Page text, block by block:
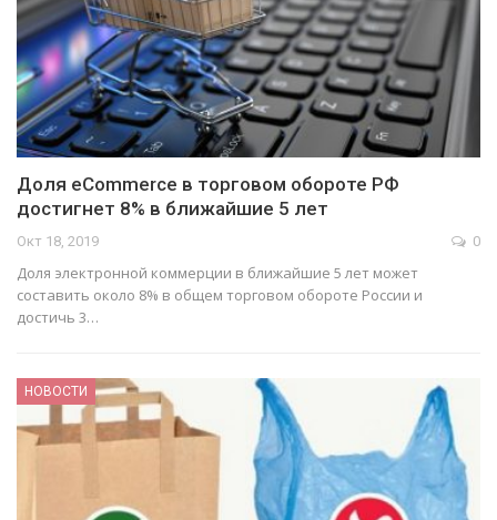
Доля eCommerce в торговом обороте РФ
достигнет 8% в ближайшие 5 лет
Окт 18, 2019 0
Доля электронной коммерции в ближайшие 5 лет может
составить около 8% в общем торговом обороте России и
достичь 3…
НОВОСТИ